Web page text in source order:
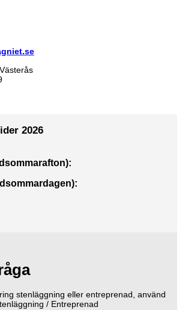
2026
stenläggning eller entreprenad, använd
/ Entreprenad